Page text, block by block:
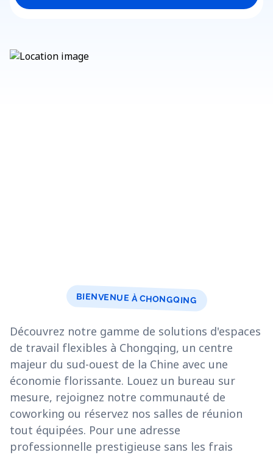
BIENVENUE À CHONGQING
Découvrez notre gamme de solutions d'espaces
de travail flexibles à Chongqing, un centre
majeur du sud-ouest de la Chine avec une
économie florissante. Louez un bureau sur
mesure, rejoignez notre communauté de
coworking ou réservez nos salles de réunion
tout équipées. Pour une adresse
professionnelle prestigieuse sans les frais